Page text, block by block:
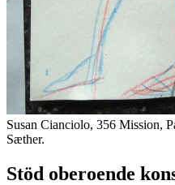
Susan Cianciolo, 356 Mission,
Sæther.
Stöd oberoende